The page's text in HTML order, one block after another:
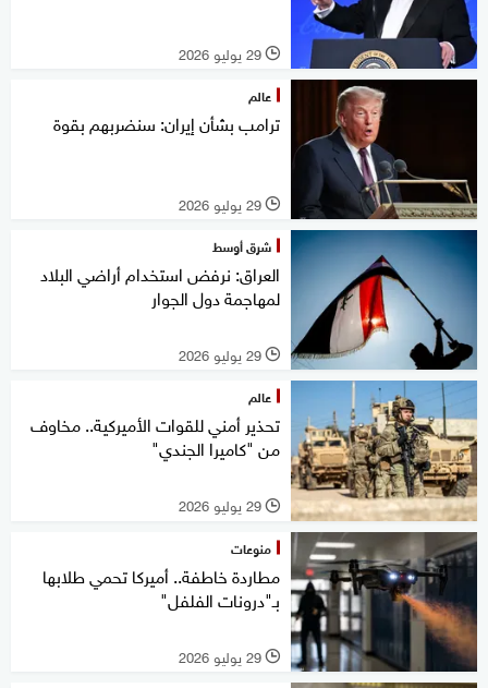
l 29 يوليو 2026
عالم
ترامب بشأن إيران: سنضربهم بقوة
l 29 يوليو 2026
شرق أوسط
العراق: نرفض استخدام أراضي البلاد
لمهاجمة دول الجوار
l 29 يوليو 2026
عالم
تحذير أمني للقوات الأميركية.. مخاوف
من "كاميرا الجندي"
l 29 يوليو 2026
منوعات
مطاردة خاطفة.. أميركا تحمي طلابها
بـ"درونات الفلفل"
l 29 يوليو 2026